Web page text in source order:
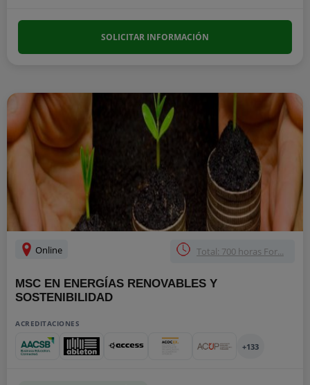
SOLICITAR INFORMACIÓN
Online Total: 700 horas For...
MSC EN ENERGÍAS RENOVABLES Y
SOSTENIBILIDAD
ACREDITACIONES
+133